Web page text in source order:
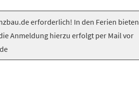
erforderlich! In den Ferien bieten
Anmeldung hierzu erfolgt per Mail vor